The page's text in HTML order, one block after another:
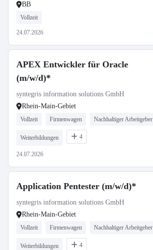
BB
Vollzeit
24.07.2026
APEX Entwickler für Oracle
(m/w/d)*
syntegris information solutions GmbH
Rhein-Main-Gebiet
Vollzeit Firmenwagen Nachhaltiger Arbeitgeber
Weiterbildungen 4
24.07.2026
Application Pentester (m/w/d)*
syntegris information solutions GmbH
Rhein-Main-Gebiet
Vollzeit Firmenwagen Nachhaltiger Arbeitgeber
Weiterbildungen 4